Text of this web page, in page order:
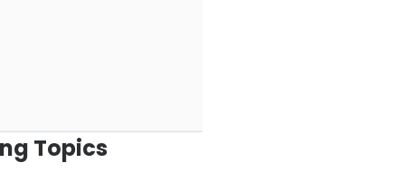
Topics